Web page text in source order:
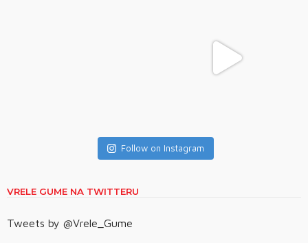
Follow on Instagram
VRELE GUME NA TWITTERU
Tweets by @Vrele_Gume